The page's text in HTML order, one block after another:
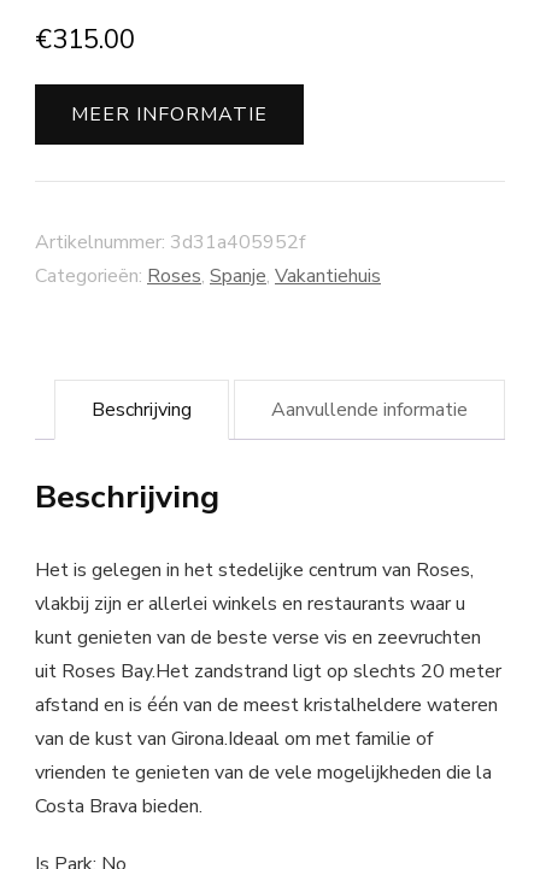
€315.00
MEER INFORMATIE
Artikelnummer: 3d31a405952f
Categorieën: Roses, Spanje, Vakantiehuis
Beschrijving Aanvullende informatie
Beschrijving
Het is gelegen in het stedelijke centrum van Roses,
vlakbij zijn er allerlei winkels en restaurants waar u
kunt genieten van de beste verse vis en zeevruchten
uit Roses Bay.Het zandstrand ligt op slechts 20 meter
afstand en is één van de meest kristalheldere wateren
van de kust van Girona.Ideaal om met familie of
vrienden te genieten van de vele mogelijkheden die la
Costa Brava bieden.